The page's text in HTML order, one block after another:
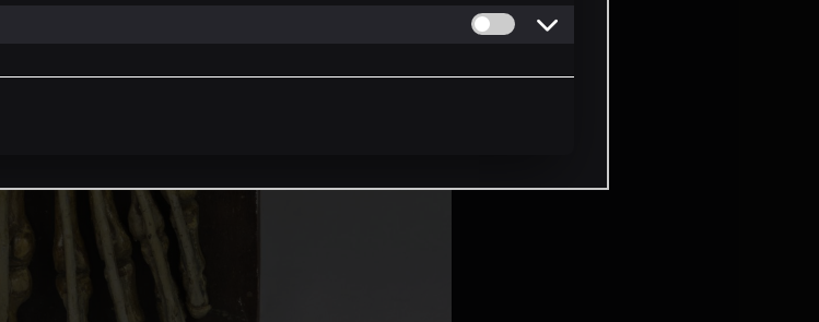
Permitir cookies de Personalizacion